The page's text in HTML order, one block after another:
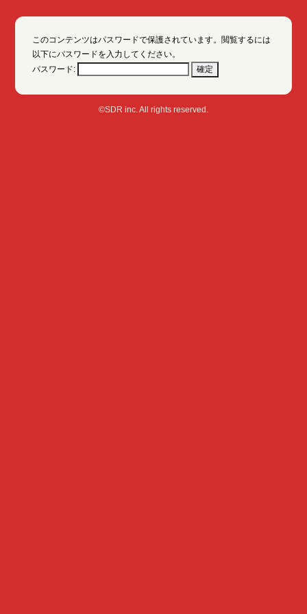
このコンテンツはパスワードで保護されています。閲覧するには
以下にパスワードを入力してください。
パスワード:
©SDR inc. All rights reserved.